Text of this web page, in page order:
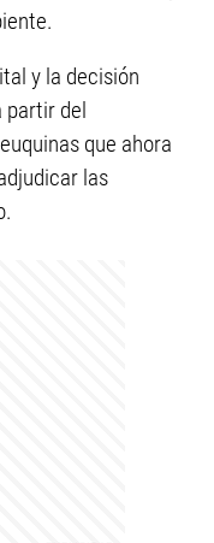
y la decisión
partir del
que ahora
las